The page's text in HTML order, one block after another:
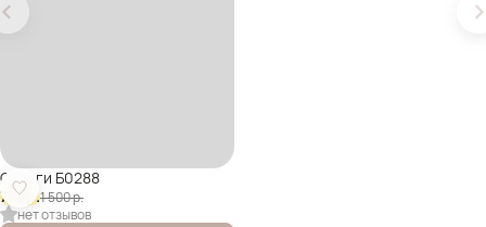
Серьги Б0288
750 р.1 500р.
нет отзывов